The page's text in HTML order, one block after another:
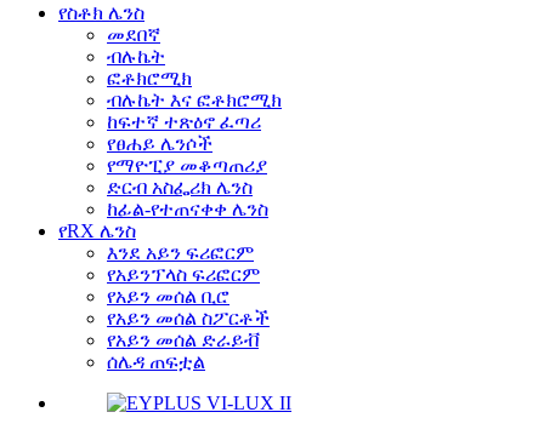
የስቶክ ሌንስ
መደበኛ
ብሉኬት
ፎቶክሮሚክ
ብሉኬት እና ፎቶክሮሚክ
ከፍተኛ ተጽዕኖ ፈጣሪ
የፀሐይ ሌንሶች
የማዮፒያ መቆጣጠሪያ
ድርብ አስፌሪክ ሌንስ
ከፊል-የተጠናቀቀ ሌንስ
የRX ሌንስ
እንደ አይን ፍሪፎርም
የአይንፕላስ ፍሪፎርም
የአይን መሰል ቢሮ
የአይን መሰል ስፖርቶች
የአይን መሰል ድራይቭ
ሰሌዳ ጠፍቷል